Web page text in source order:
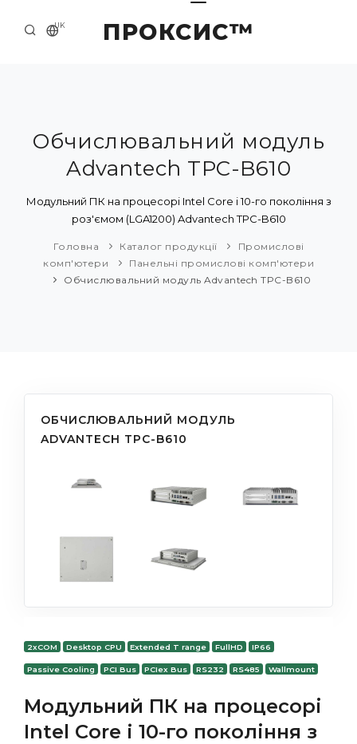
ПРОКСИС™
UK
ПРО НАС
ПРИКЛАДИ ТА РІШЕННЯ
КАТАЛОГ ПРОДУКЦІЇ
Обчислювальний модуль
Advantech TPC-B610
Модульний ПК на процесорі Intel Core i 10-го покоління з
роз'ємом (LGA1200) Advantech TPC-B610
Головна Каталог продукції
Промислові
комп'ютери
Панельні промислові комп'ютери
Обчислювальний модуль Advantech TPC-B610
ОБЧИСЛЮВАЛЬНИЙ МОДУЛЬ
ADVANTECH TPC-B610
2xCOM Desktop CPU Extended T range FullHD IP66
Passive Cooling PCI Bus PCIex Bus RS232 RS485 Wallmount
Модульний ПК на процесорі
Intel Core i 10-го покоління з